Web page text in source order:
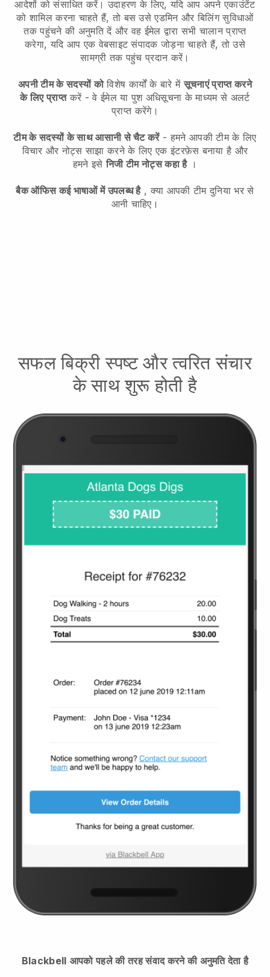
आदेशों को संसाधित करें। उदाहरण के लिए, यदि आप अपने एकाउंटेंट
को शामिल करना चाहते हैं, तो बस उसे एडमिन और बिलिंग सुविधाओं
तक पहुंचने की अनुमति दें और वह ईमेल द्वारा सभी चालान प्राप्त
करेगा, यदि आप एक वेबसाइट संपादक जोड़ना चाहते हैं, तो उसे
सामग्री तक पहुंच प्रदान करें।
अपनी टीम के सदस्यों कोविशेष कार्यों के बारे मेंसूचनाएं प्राप्त करने
के लिए प्राप्तकरें - वे ईमेल या पुश अधिसूचना के माध्यम से अलर्ट
प्राप्त करेंगे।
टीम के सदस्यों के साथ आसानी से चैट करें- हमने आपकी टीम के लिए
विचार और नोट्स साझा करने के लिए एक इंटरफ़ेस बनाया है और
हमने इसेनिजी टीम नोट्स कहा है।
बैक ऑफिस कई भाषाओं में उपलब्ध है, क्या आपकी टीम दुनिया भर से
आनी चाहिए।
सफल बिक्री स्पष्ट और त्वरित संचार
के साथ शुरू होती है
Blackbell आपको पहले की तरह संवाद करने की अनुमति देता है